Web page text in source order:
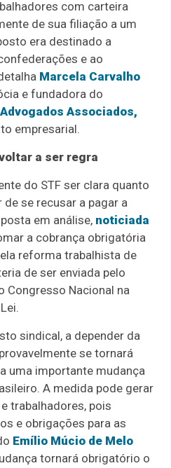
com carteira
de sua filiação a um
era destinado a
e ao
Marcela Carvalho
e fundadora do
Associados,
empresarial.
a ser regra
do STF ser clara quanto
se recusar a pagar a
em análise, noticiada
a cobrança obrigatória
reforma trabalhista de
de ser enviada pelo
Congresso Nacional na
sindical, a depender da
se tornará
uma importante mudança
A medida pode gerar
trabalhadores, pois
e obrigações para as
Emílio Múcio de Melo
tornará obrigatório o